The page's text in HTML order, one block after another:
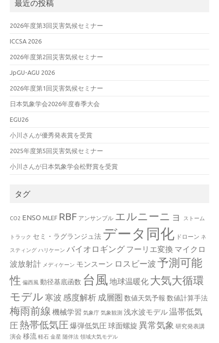
最近の投稿
2026年度第3回災害気候セミナー
ICCSA 2026
2026年度第2回災害気候セミナー
JpGU-AGU 2026
2026年度第1回災害気候セミナー
日本気象学会2026年度春季大会
EGU26
小川さんが優秀発表賞を受賞
2025年度第5回災害気候セミナー
小川さんが日本気象学会松野賞を受賞
タグ
CO2 ENSO MLEF RBF アンサンブル エルニーニョ ストーム
トラック セミ・ラグランジュ法 データ同化 ドローン ネ
スティング ハリケーン バイオロギング フーリエ変換 マイクロ
波放射計 メディケーン モンスーン ロスビー波 予測可能
性 偏西風 動径基底函数 台風 地球温暖化 大気大循環
モデル 寒波 感度解析 成層圏 数値天気予報 数値計算手法
梅雨前線 機械学習 気象庁 気象観測 浅水波モデル温帯低気
圧 熱帯低気圧爆弾低気圧球面螺旋 異常気象 研究発表講
演会 移流 軽石 金星 随伴法 領域大気モデル